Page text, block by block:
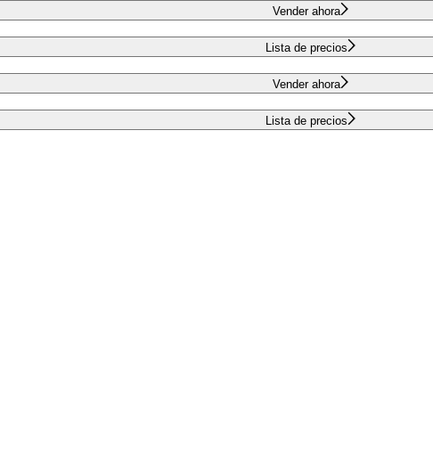
Vender ahora
Lista de precios
Vender ahora
Lista de precios